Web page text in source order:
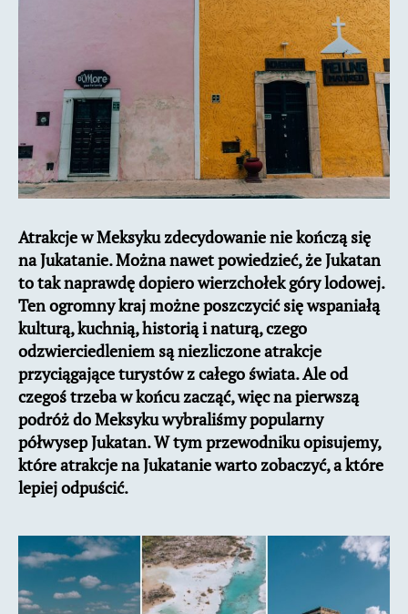
na
Jukatanie?
Atrakcje w Meksyku zdecydowanie nie kończą się
na Jukatanie. Można nawet powiedzieć, że Jukatan
to tak naprawdę dopiero wierzchołek góry lodowej.
Ten ogromny kraj możne poszczycić się wspaniałą
kulturą, kuchnią, historią i naturą, czego
odzwierciedleniem są niezliczone atrakcje
przyciągające turystów z całego świata. Ale od
czegoś trzeba w końcu zacząć, więc na pierwszą
podróż do Meksyku wybraliśmy popularny
półwysep Jukatan. W tym przewodniku opisujemy,
które atrakcje na Jukatanie warto zobaczyć, a które
lepiej odpuścić.